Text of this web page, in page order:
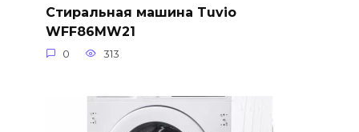
Стиральная машина Tuvio
WFF86MW21
0 313